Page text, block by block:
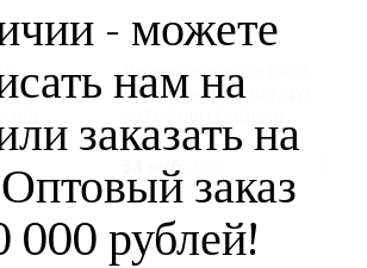
мягкая
Мочалка для душа БАНТ
малый цветной (BANNYE
33 руб.
- можете
нам на
заказать на
заказ
000 рублей!